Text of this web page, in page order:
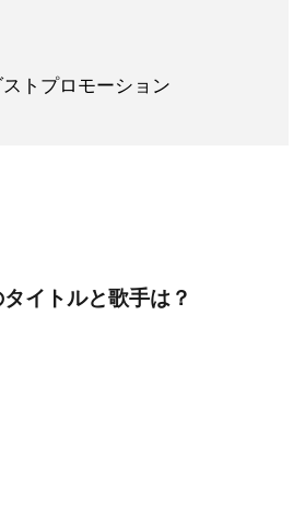
トプロモーション
イトルと歌手は？